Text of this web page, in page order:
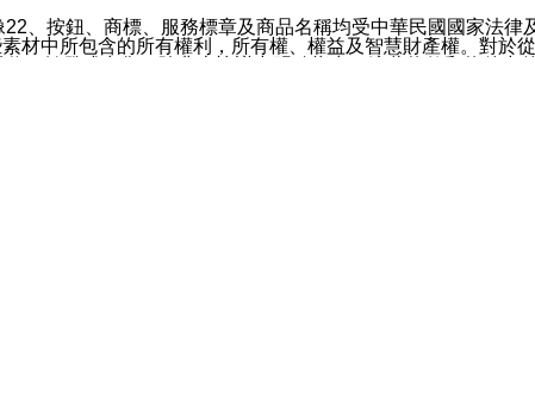
、按鈕、商標、服務標章及商品名稱均受中華民國國家法律
材中所包含的所有權利，所有權、權益及智慧財產權。對